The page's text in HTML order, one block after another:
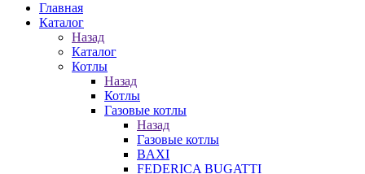
Главная
Каталог
Назад
Каталог
Котлы
Назад
Котлы
Газовые котлы
Назад
Газовые котлы
BAXI
FEDERICA BUGATTI